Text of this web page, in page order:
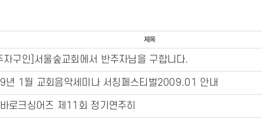
자구인]서울숲교회에서 반주자님을 구합니다.
년 1월 교회음악세미나 서칭페스티벌2009.01 안내
로크싱어즈 제11회 정기연주히